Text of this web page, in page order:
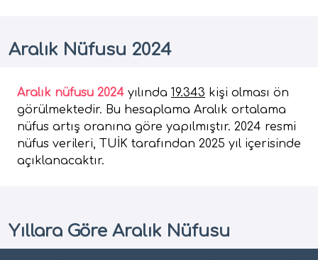
Aralık Nüfusu 2024
Aralık nüfusu 2024 yılında 19.343 kişi olması ön
görülmektedir. Bu hesaplama Aralık ortalama
nüfus artış oranına göre yapılmıştır. 2024 resmi
nüfus verileri, TUİK tarafından 2025 yıl içerisinde
açıklanacaktır.
Yıllara Göre Aralık Nüfusu